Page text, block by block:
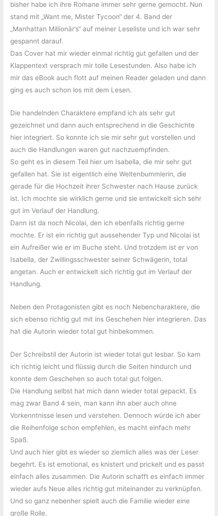
bisher habe ich ihre Romane immer sehr gerne gemocht. Nun
stand mit „Want me, Mister Tycoon“ der 4. Band der
„Manhattan Millionär’s“ auf meiner Leseliste und ich war sehr
gespannt darauf.
Das Cover hat mir wieder einmal richtig gut gefallen und der
Klappentext versprach mir tolle Lesestunden. Also habe ich
mir das eBook auch flott auf meinen Reader geladen und dann
ging es auch schon los mit dem Lesen.
Die handelnden Charaktere empfand ich als sehr gut
gezeichnet und dann auch entsprechend in die Geschichte
hier integriert. So konnte ich sie mir sehr gut vorstellen und
auch die Handlungen waren gut nachzuempfinden.
So geht es in diesem Teil hier um Isabella, die mir sehr gut
gefallen hat. Sie ist eigentlich eine Weltenbummlerin, die
gerade für die Hochzeit ihrer Schwester nach Hause zurück
ist. Ich mochte sie wirklich gerne und sie entwickelt sich sehr
gut im Verlauf der Handlung.
Dann ist da noch Nicolai, den ich ebenfalls richtig gerne
mochte. Er ist ein richtig gut aussehender Typ und Nicolai ist
ein Aufreißer wie er im Buche steht. Und trotzdem ist er von
Isabella, der Zwillingsschwester seiner Schwägerin, total
angetan. Auch er entwickelt sich richtig gut im Verlauf der
Handlung.
Neben den Protagonisten gibt es noch Nebencharaktere, die
sich ebenso richtig gut mit ins Geschehen hier integrieren. Das
hat die Autorin wieder total gut hinbekommen.
Der Schreibstil der Autorin ist wieder total gut lesbar. So kam
ich richtig leicht und flüssig durch die Seiten hindurch und
konnte dem Geschehen so auch total gut folgen.
Die Handlung selbst hat mich dann wieder total gepackt. Es
mag zwar Band 4 sein, man kann ihn aber auch ohne
Vorkenntnisse lesen und verstehen. Dennoch würde ich aber
die Reihenfolge schon empfehlen, es macht einfach mehr
Spaß.
Und auch hier gibt es wieder so ziemlich alles was der Leser
begehrt. Es ist emotional, es knistert und prickelt und es passt
einfach alles zusammen. Die Autorin schafft es einfach immer
wieder aufs Neue alles richtig gut miteinander zu verknüpfen.
Und so ganz nebenher spielt auch die Familie wieder eine
große Rolle.